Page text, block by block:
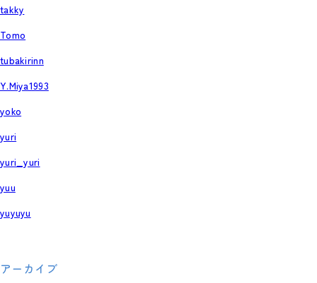
takky
Tomo
tubakirinn
Y.Miya1993
yoko
yuri
yuri_yuri
yuu
yuyuyu
アーカイブ